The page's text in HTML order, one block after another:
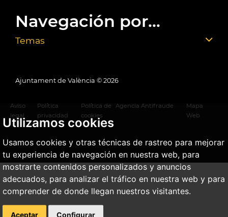
Utilizamos cookies
Usamos cookies y otras técnicas de rastreo para mejorar
tu experiencia de navegación en nuestra web, para
mostrarte contenidos personalizados y anuncios
adecuados, para analizar el tráfico en nuestra web y para
comprender de donde llegan nuestros visitantes.
Aceptar Configurar
Navegación por...
Temas
Ajuntament de València © 2026
Aviso
legal
Política
privacidad
Política de
cookies
Agencia Antifraude
Mapa
Web